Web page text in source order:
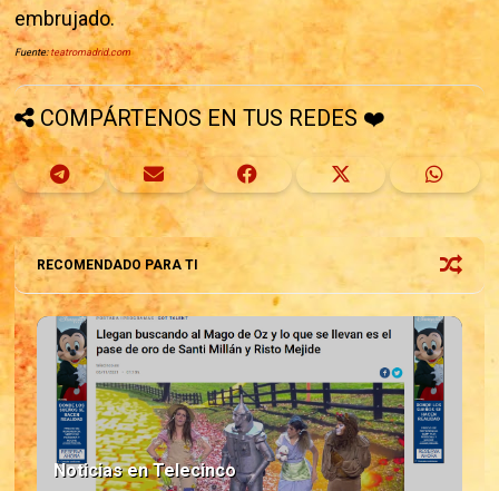
embrujado.
Fuente:teatromadrid.com
COMPÁRTENOS EN TUS REDES ❤️
RECOMENDADO PARA TI
Noticias en Telecinco